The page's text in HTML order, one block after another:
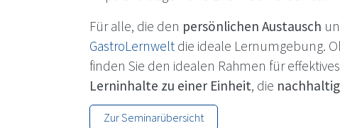
Für alle, die den persönlichen Austausch
GastroLernwelt die ideale Lernumgebung.
finden Sie den idealen Rahmen für
Lerninhalte zu einer Einheit, die
Zur Seminarübersicht